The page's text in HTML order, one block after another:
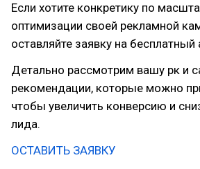
Если хотите конкретику по
оптимизации своей рекламной
оставляйте заявку на бесплатный
Детально рассмотрим вашу рк и
рекомендации, которые можно
чтобы увеличить конверсию и
лида.
ОСТАВИТЬ ЗАЯВКУ